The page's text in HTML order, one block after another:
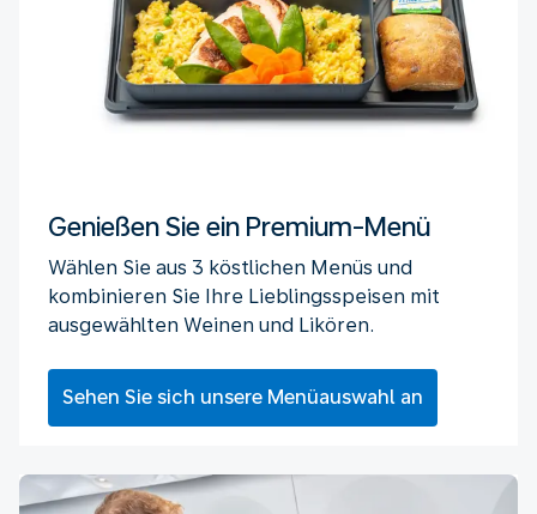
Genießen Sie ein Premium-Menü
Wählen Sie aus 3 köstlichen Menüs und
kombinieren Sie Ihre Lieblingsspeisen mit
ausgewählten Weinen und Likören.
Sehen Sie sich unsere Menüauswahl an